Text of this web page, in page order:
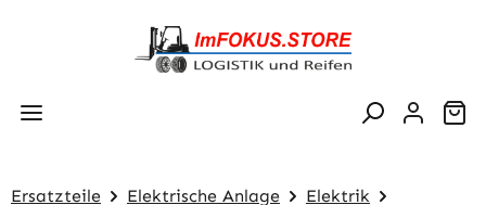
Zum Hauptinhalt springen
Ersatzteile Elektrische Anlage
Elektrik